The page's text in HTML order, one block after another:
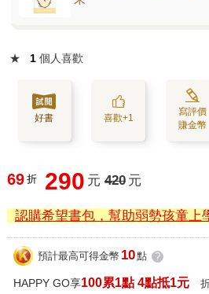
★ 1 個人喜歡
好書 喜歡+1
寫評價
賺金幣
69 折 290 元 420 元
認購希望書包，幫助弱勢孩童上
預計最高可得金幣 10點 ?
HAPPY GO享100累1點 4點抵1元